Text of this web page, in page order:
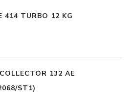
414 TURBO 12 KG
132 AE
ST1)